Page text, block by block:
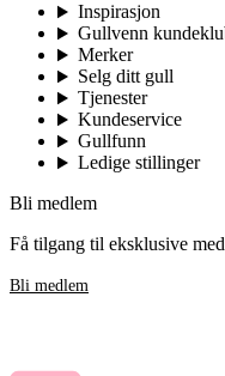
Inspirasjon
Gullvenn
Merker
Selg ditt gull
Tjenester
Kundeservice
Gullfunn
Ledige stillinger
Bli medlem
Få tilgang til eksklusive
Bli medlem